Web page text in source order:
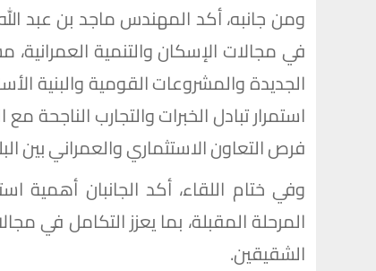
ومن جانبه، أكد المهندس ماجد بن عبد
في مجالات الإسكان والتنمية
الجديدة والمشروعات القومية والبنية
استمرار تبادل الخبرات والتجارب الناجحة
فرص التعاون الاستثماري والعمراني بين
وفي ختام اللقاء، أكد الجانبان أهمية
المرحلة المقبلة، بما يعزز التكامل في
الشقيقين.